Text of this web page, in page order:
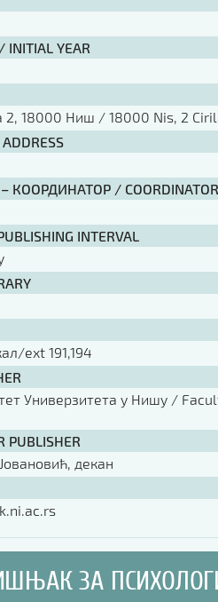
YEAR
2, 18000 Ниш / 18000 Nis, 2
КООРДИНАТОР / COORDINATOR
INTERVAL
ext 191,194
Универзитета у Нишу /
декан
ЗА